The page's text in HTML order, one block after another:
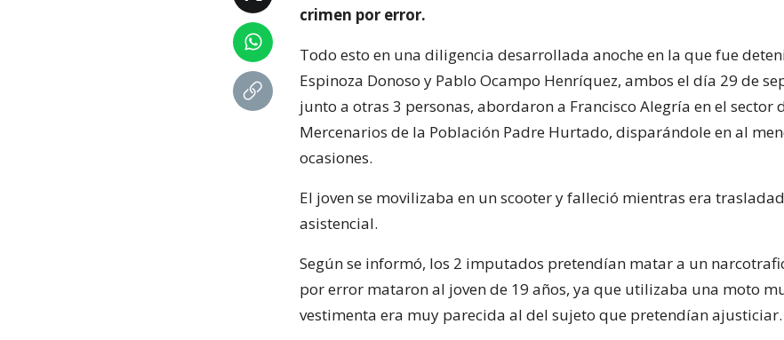
crimen por error.
Todo esto en una diligencia desarrollada anoche en la que fue
Espinoza Donoso y Pablo Ocampo Henríquez, ambos el día 29 de
junto a otras 3 personas, abordaron a Francisco Alegría en el sector
Mercenarios de la Población Padre Hurtado, disparándole en al
ocasiones.
El joven se movilizaba en un scooter y falleció mientras era
asistencial.
Según se informó, los 2 imputados pretendían matar a un
por error mataron al joven de 19 años, ya que utilizaba una moto
vestimenta era muy parecida al del sujeto que pretendían ajusticiar.